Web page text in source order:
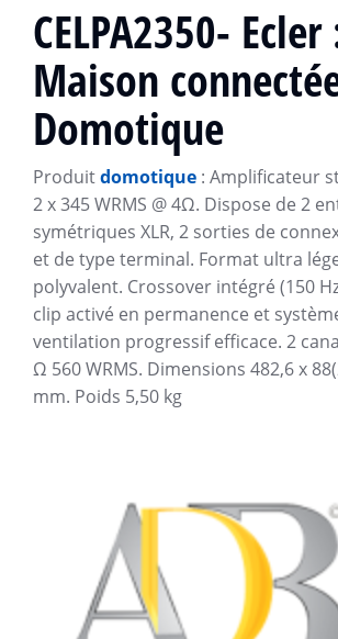
CELPA2350- Ecler
Maison
Domotique
Produitdomotique : Amplificateur
2 x 345 WRMS @ 4Ω. Dispose de 2
symétriques XLR, 2 sorties de
et de type terminal. Format ultra
polyvalent. Crossover intégré (150
clip activé en permanence et
ventilation progressif efficace. 2
Ω 560 WRMS. Dimensions 482,6 x
mm. Poids 5,50 kg